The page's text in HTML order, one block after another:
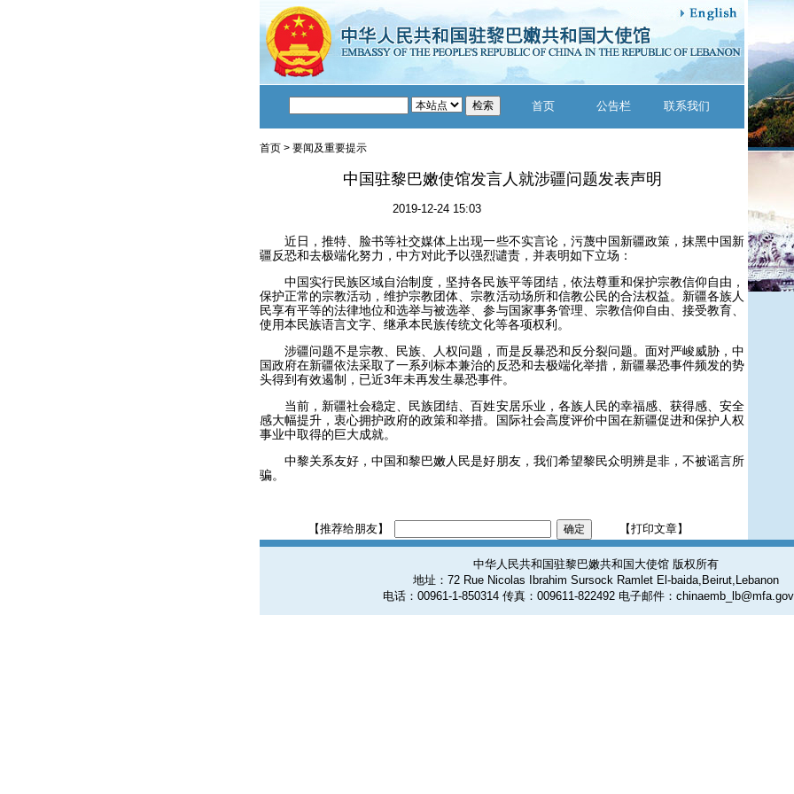
首页 公告栏 联系我们
首页 > 要闻及重要提示
中国驻黎巴嫩使馆发言人就涉疆问题发表声明
2019-12-24 15:03
近日，推特、脸书等社交媒体上出现一些不实言论，污蔑中国新疆政策，抹黑中国新
疆反恐和去极端化努力，中方对此予以强烈谴责，并表明如下立场：
中国实行民族区域自治制度，坚持各民族平等团结，依法尊重和保护宗教信仰自由，
保护正常的宗教活动，维护宗教团体、宗教活动场所和信教公民的合法权益。新疆各族人
民享有平等的法律地位和选举与被选举、参与国家事务管理、宗教信仰自由、接受教育、
使用本民族语言文字、继承本民族传统文化等各项权利。
涉疆问题不是宗教、民族、人权问题，而是反暴恐和反分裂问题。面对严峻威胁，中
国政府在新疆依法采取了一系列标本兼治的反恐和去极端化举措，新疆暴恐事件频发的势
头得到有效遏制，已近3年未再发生暴恐事件。
当前，新疆社会稳定、民族团结、百姓安居乐业，各族人民的幸福感、获得感、安全
感大幅提升，衷心拥护政府的政策和举措。国际社会高度评价中国在新疆促进和保护人权
事业中取得的巨大成就。
中黎关系友好，中国和黎巴嫩人民是好朋友，我们希望黎民众明辨是非，不被谣言所
骗。
【推荐给朋友】 【打印文章】
中华人民共和国驻黎巴嫩共和国大使馆 版权所有
地址：72 Rue Nicolas Ibrahim Sursock Ramlet El-baida,Beirut,Lebanon
电话：00961-1-850314 传真：009611-822492 电子邮件：